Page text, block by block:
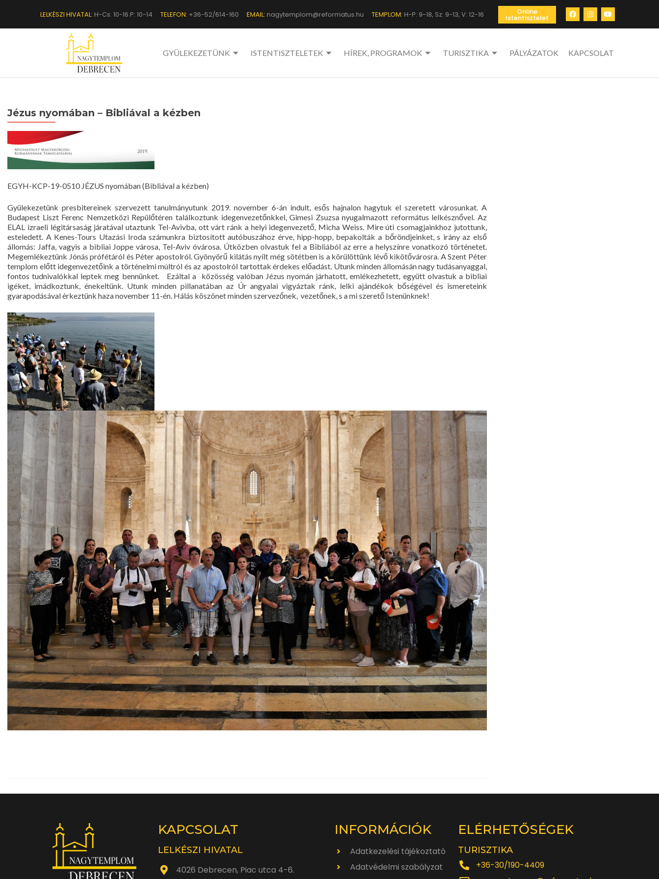
LELKÉSZI HIVATAL: H-Cs: 10-16 P: 10-14 TELEFON: +36-52/614-160 EMAIL: nagytemplom@reformatus.hu TEMPLOM: H-P: 9-18, Sz: 9-13, V: 12-16 Online
Istentisztelet
GYÜLEKEZETÜNK ISTENTISZTELETEK HÍREK, PROGRAMOK TURISZTIKA PÁLYÁZATOK KAPCSOLAT
Jézus nyomában – Bibliával a kézben
EGYH-KCP-19-0510 JÉZUS nyomában (Bibliával a kézben)
Gyülekezetünk presbitereinek szervezett tanulmányutunk 2019. november 6-án indult, esős hajnalon hagytuk el szeretett városunkat. A
Budapest Liszt Ferenc Nemzetközi Repülőtéren találkoztunk idegenvezetőnkkel, Gimesi Zsuzsa nyugalmazott református lelkésznővel. Az
ELAL izraeli légitársaság járatával utaztunk Tel-Avivba, ott várt ránk a helyi idegenvezető, Micha Weiss. Mire úti csomagjainkhoz jutottunk,
esteledett. A Kenes-Tours Utazási Iroda számunkra biztosított autóbuszához érve, hipp-hopp, bepakolták a bőröndjeinket, s irány az első
állomás: Jaffa, vagyis a bibliai Joppe városa, Tel-Aviv óvárosa. Útközben olvastuk fel a Bibliából az erre a helyszínre vonatkozó történetet.
Megemlékeztünk Jónás prófétáról és Péter apostolról. Gyönyörű kilátás nyílt még sötétben is a körülöttünk lévő kikötővárosra. A Szent Péter
templom előtt idegenvezetőink a történelmi múltról és az apostolról tartottak érdekes előadást. Utunk minden állomásán nagy tudásanyaggal,
fontos tudnivalókkal leptek meg bennünket. Ezáltal a közösség valóban Jézus nyomán járhatott, emlékezhetett, együtt olvastuk a bibliai
igéket, imádkoztunk, énekeltünk. Utunk minden pillanatában az Úr angyalai vigyáztak ránk, lelki ajándékok bőségével és ismereteink
gyarapodásával érkeztünk haza november 11-én. Hálás köszönet minden szervezőnek, vezetőnek, s a mi szerető Istenünknek!
KAPCSOLAT
LELKÉSZI HIVATAL
4026 Debrecen, Piac utca 4-6.
INFORMÁCIÓK
Adatkezelési tájékoztató
Adatvédelmi szabályzat
ELÉRHETŐSÉGEK
TURISZTIKA
+36-30/190-4409